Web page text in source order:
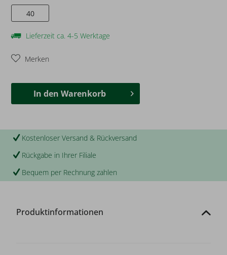
40
Lieferzeit ca. 4-5 Werktage
Merken
In den Warenkorb
Kostenloser Versand & Rückversand
Rückgabe in Ihrer Filiale
Bequem per Rechnung zahlen
Produktinformationen